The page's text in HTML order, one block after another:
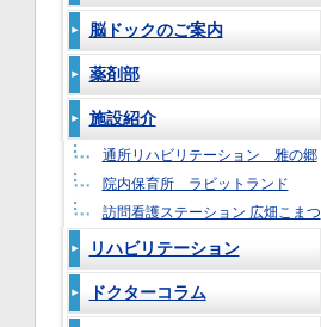
脳ドックのご案内
薬剤部
施設紹介
通所リハビリテーション 雅の郷
院内保育所 ラビットランド
訪問看護ステーション 広畑こまつ
リハビリテーション
ドクターコラム